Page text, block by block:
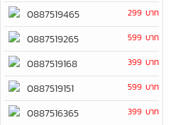
0887519465 299 บาท
0887519265 599 บาท
0887519168 399 บาท
0887519151 599 บาท
0887516365 399 บาท